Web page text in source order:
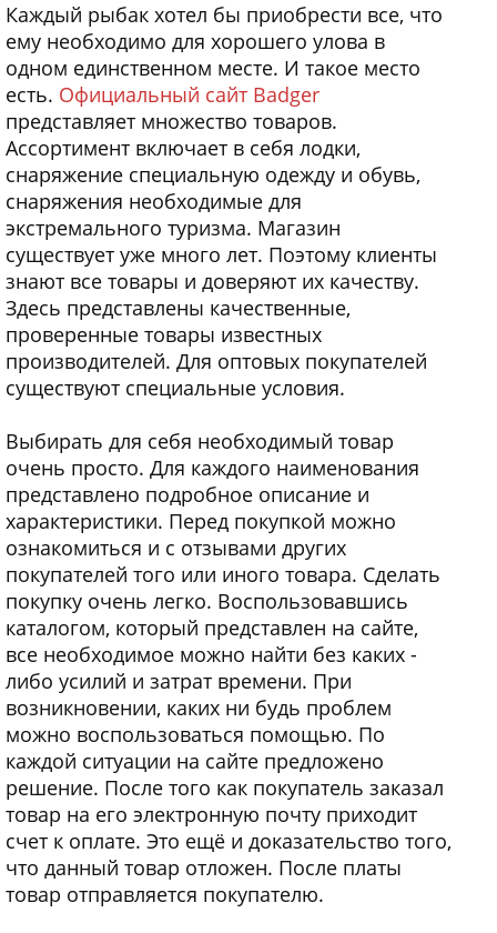
Каждый рыбак хотел бы приобрести все, что
ему необходимо для хорошего улова в
одном единственном месте. И такое место
есть. Официальный сайт Badger
представляет множество товаров.
Ассортимент включает в себя лодки,
снаряжение специальную одежду и обувь,
снаряжения необходимые для
экстремального туризма. Магазин
существует уже много лет. Поэтому клиенты
знают все товары и доверяют их качеству.
Здесь представлены качественные,
проверенные товары известных
производителей. Для оптовых покупателей
существуют специальные условия.
Выбирать для себя необходимый товар
очень просто. Для каждого наименования
представлено подробное описание и
характеристики. Перед покупкой можно
ознакомиться и с отзывами других
покупателей того или иного товара. Сделать
покупку очень легко. Воспользовавшись
каталогом, который представлен на сайте,
все необходимое можно найти без каких -
либо усилий и затрат времени. При
возникновении, каких ни будь проблем
можно воспользоваться помощью. По
каждой ситуации на сайте предложено
решение. После того как покупатель заказал
товар на его электронную почту приходит
счет к оплате. Это ещё и доказательство того,
что данный товар отложен. После платы
товар отправляется покупателю.